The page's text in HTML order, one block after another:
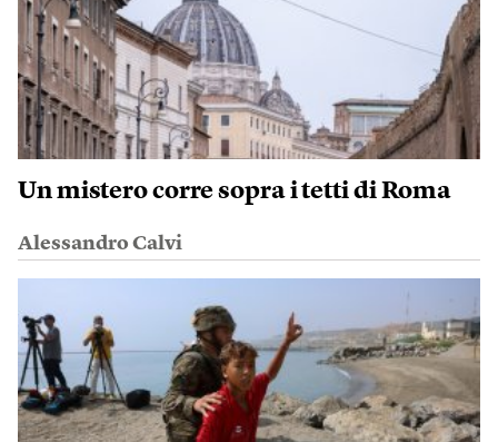
Un mistero corre sopra i tetti di Roma
Alessandro Calvi